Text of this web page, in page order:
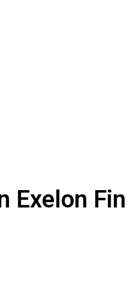
Exelon Fin